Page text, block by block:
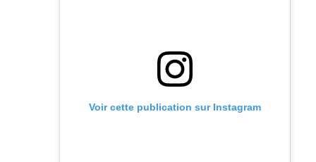
Voir cette publication sur Instagram